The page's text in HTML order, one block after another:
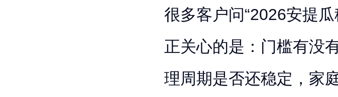
很多客户问“2026安提
正关心的是：门槛有没
理周期是否还稳定，家